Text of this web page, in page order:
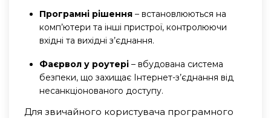
Програмні рішення – встановлюються на
комп’ютери та інші пристрої, контролюючи
вхідні та вихідні з’єднання.
Фаєрвол у роутері – вбудована система
безпеки, що захищає Інтернет-з’єднання від
несанкціонованого доступу.
Для звичайного користувача програмного